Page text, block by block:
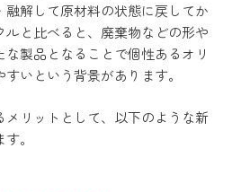
解して原材料の状態に戻してか
ルと比べると、廃棄物などの形や
製品となることで個性あるオリ
いという背景があります。
メリットとして、以下のような新
。